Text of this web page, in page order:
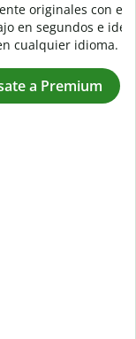
el detector de
identifica citas